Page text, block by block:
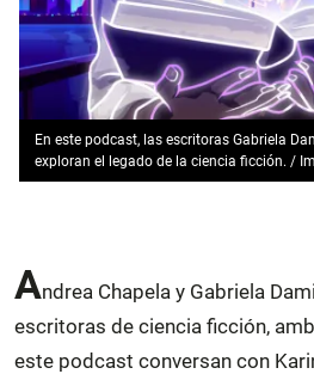
En este podcast, las escritoras Gabriela
exploran el legado de la ciencia ficción. /
Andrea Chapela y Gabriela
escritoras de ciencia ficción,
este podcast conversan con